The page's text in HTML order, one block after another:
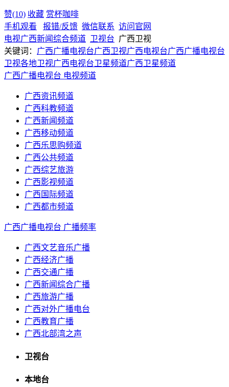
赞(10) 收藏 赏杯咖啡
手机观看
报错/反馈 微信联系 访问官网
电视广西新闻综合频道 卫视台 广西卫视
关键词： 广西广播电视台广西卫视广西电视台广西广播电视台
卫视各地卫视广西电视台卫星频道广西卫星频道
广西广播电视台 电视频道
广西资讯频道
广西科教频道
广西新闻频道
广西移动频道
广西乐思购频道
广西公共频道
广西综艺旅游
广西影视频道
广西国际频道
广西都市频道
广西广播电视台 广播频率
广西文艺音乐广播
广西经济广播
广西交通广播
广西新闻综合广播
广西旅游广播
广西对外广播电台
广西教育广播
广西北部湾之声
卫视台
本地台